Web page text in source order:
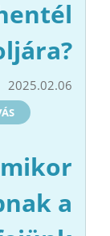
2025.02.06
a